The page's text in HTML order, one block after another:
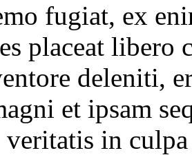
fugiat, ex
placeat libero
deleniti,
et ipsam
in